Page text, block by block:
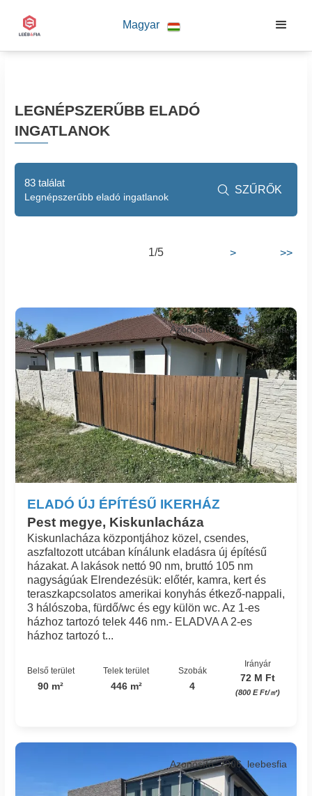
Magyar
LEGNÉPSZERŰBB ELADÓ
INGATLANOK
1/5 > >>
ELADÓ ÚJ ÉPÍTÉSŰ IKERHÁZ
Pest megye, Kiskunlacháza
Azonosító: 7398_leebesfia
Kiskunlacháza központjához közel, csendes,
aszfaltozott utcában kínálunk eladásra új építésű
házakat. A lakások nettó 90 nm, bruttó 105 nm
nagyságúak Elrendezésük: előtér, kamra, kert és
teraszkapcsolatos amerikai konyhás étkező-nappali,
3 hálószoba, fürdő/wc és egy külön wc. Az 1-es
házhoz tartozó telek 446 nm.- ELADVA A 2-es
házhoz tartozó t...
Belső terület
90 m²
Telek terület
446 m²
Szobák
4
Irányár
72 M Ft
(800 E Ft/㎡)
Azonosító: 7906_leebesfia
83 találat
Legnépszerűbb eladó ingatlanok
 SZŰRŐK